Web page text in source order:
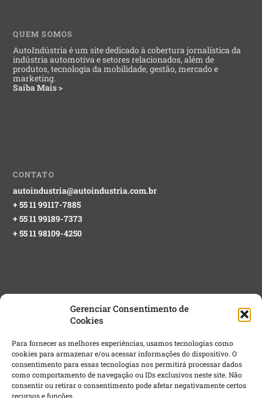
Gerenciar Consentimento de
Cookies
Para fornecer as melhores experiências, usamos tecnologias como
cookies para armazenar e/ou acessar informações do dispositivo. O
consentimento para essas tecnologias nos permitirá processar dados
como comportamento de navegação ou IDs exclusivos neste site. Não
consentir ou retirar o consentimento pode afetar negativamente certos
recursos e funções.
QUEM SOMOS
AutoIndústria é um site dedicado à cobertura jornalística da
indústria automotiva e setores relacionados, além de
produtos, tecnologia da mobilidade, gestão, mercado e
marketing.
Saiba Mais >
CONTATO
autoindustria@autoindustria.com.br
+ 55 11 99117-7885
+ 55 11 99189-7373
+ 55 11 98109-4250
Email*